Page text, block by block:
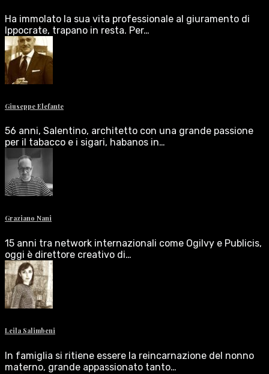
Ha immolato la sua vita professionale al giuramento di
Ippocrate, trapano in resta. Per…
Giuseppe Elefante
56 anni, Salentino, architetto con una grande passione
per il tabacco e i sigari, habanos in…
Graziano Nani
15 anni tra network internazionali come Ogilvy e Publicis,
oggi è direttore creativo di…
Leila Salimbeni
In famiglia si ritiene essere la reincarnazione del nonno
materno, grande appassionato tanto…